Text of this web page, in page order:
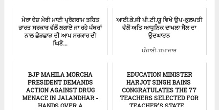
ਮੇਰਾ ਦੇਸ਼ ਮੇਰੀ ਮਾਟੀ ਪ੍ਰੋਗਰਾਮ ਤਹਿਤ
ਭਾਰਤ ਸਰਕਾਰ ਵੱਲੋਂ ਲਗਾਏ ਜਾ ਰਹੇ ਪੱਥਰਾਂ
ਨਾਲ ਛੇੜਛਾੜ ਦੀ ਆਪ ਸਰਕਾਰ ਦੀ
ਘਿਣੋ...
ਆਈ.ਕੇ.ਜੀ ਪੀ.ਟੀ.ਯੂ ਵਿਖੇ ਉਪ-ਕੁਲਪਤੀ
ਵੱਲੋਂ ਅਤਿ ਆਧੁਨਿਕ ਦਾਖਲਾ ਸੈੱਲ ਦਾ
ਉਦਘਾਟਨ
ਪੰਜਾਬੀ-ਸਮਾਚਾਰ
BJP MAHILA MORCHA
PRESIDENT DEMANDS
ACTION AGAINST DRUG
MENACE IN JALANDHAR -
HANDS OVER A
EDUCATION MINISTER
HARJOT SINGH BAINS
CONGRATULATES THE 77
TEACHERS SELECTED FOR
TEACHER'S STATE ...